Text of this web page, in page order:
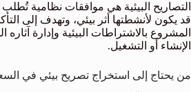
التصاريح البيئية هي موافقات نظامية
قد يكون لأنشطتها أثر بيئي، وتهدف إلى
المشروع بالاشتراطات البيئية وإدارة آثاره
الإنشاء أو التشغيل.
من يحتاج إلى استخراج تصريح بيئي في